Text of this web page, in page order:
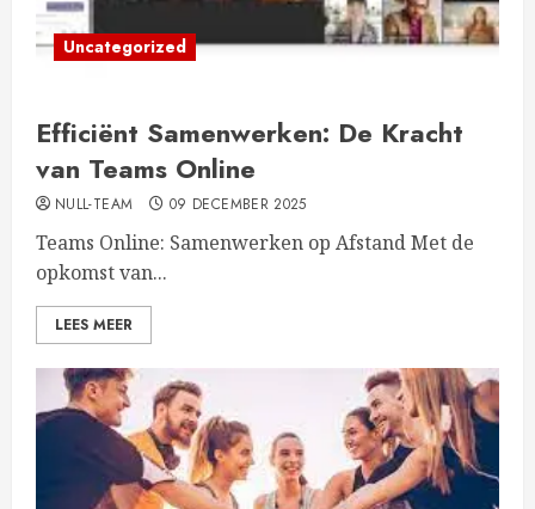
Uncategorized
Efficiënt Samenwerken: De Kracht
van Teams Online
NULL-TEAM 09 DECEMBER 2025
Teams Online: Samenwerken op Afstand Met de
opkomst van...
LEES MEER